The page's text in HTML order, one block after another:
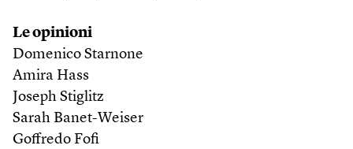
Le opinioni
Domenico Starnone
Amira Hass
Joseph Stiglitz
Sarah Banet-Weiser
Goffredo Fofi